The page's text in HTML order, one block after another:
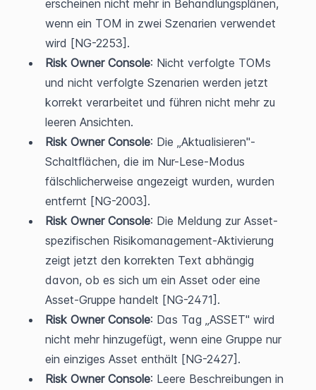
erscheinen nicht mehr in Behandlungsplänen,
wenn ein TOM in zwei Szenarien verwendet
wird [NG-2253].
Risk Owner Console: Nicht verfolgte TOMs
und nicht verfolgte Szenarien werden jetzt
korrekt verarbeitet und führen nicht mehr zu
leeren Ansichten.
Risk Owner Console: Die „Aktualisieren"-
Schaltflächen, die im Nur-Lese-Modus
fälschlicherweise angezeigt wurden, wurden
entfernt [NG-2003].
Risk Owner Console: Die Meldung zur Asset-
spezifischen Risikomanagement-Aktivierung
zeigt jetzt den korrekten Text abhängig
davon, ob es sich um ein Asset oder eine
Asset-Gruppe handelt [NG-2471].
Risk Owner Console: Das Tag „ASSET" wird
nicht mehr hinzugefügt, wenn eine Gruppe nur
ein einziges Asset enthält [NG-2427].
Risk Owner Console: Leere Beschreibungen in